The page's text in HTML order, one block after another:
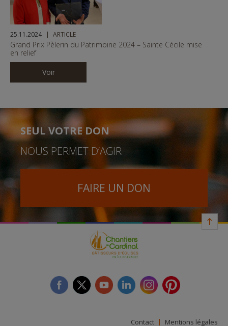
25.11.2024 ARTICLE
Grand Prix Pèlerin du Patrimoine 2024 – Sainte Cécile mise
en relief
Voir
SEUL VOTRE DON
NOUS PERMET D’AGIR
FAIRE UN DON
facebooktwitter youtube linkedin instagram
Contact Mentions légales